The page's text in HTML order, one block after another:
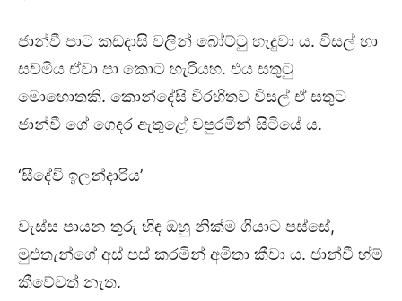
ජාන්වී පාට කඩදාසි වලින් බෝට්ටු හැදුවා ය. විසල් හා
සව්මිය ඒවා පා කොට හැරියහ. එය සතුටු
මොහොතකි. කොන්දේසි විරහිතව විසල් ඒ සතුට
ජාන්වී ගේ ගෙදර ඇතුළේ වපුරමින් සිටියේ ය.
‘සීදේවි ඉලන්දාරිය’
වැස්ස පායන තුරු හිඳ ඔහු නික්ම ගියාට පස්සේ,
මුළුතැන්ගේ අස් පස් කරමින් අමිතා කීවා ය. ජාන්වී හ්ම්
කීවේවත් නැත.